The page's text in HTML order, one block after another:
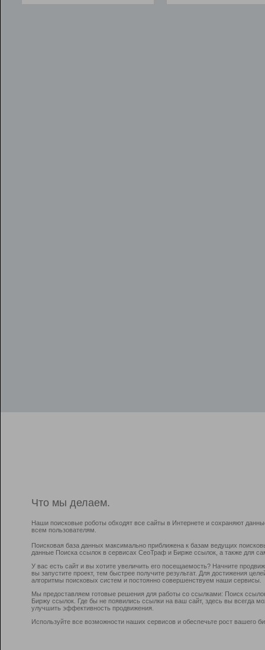
Что мы делаем.
Наши поисковые роботы обходят все сайты в Интернете и сохраняют
всем пользователям.
Поисковая база данных максимально приближена к базам ведущих
данные Поиска ссылок в сервисах СеоТраф и Бирже ссылок, а также для
У вас есть сайт и вы хотите увеличить его посещаемость? Начните
вы запустите проект, тем быстрее получите результат. Для достижения
алгоритмы поисковых систем и постоянно совершенствуем наши сервисы.
Мы предоставляем готовые решения для работы со ссылками: Поиск
Биржу ссылок. Где бы не появились ссылки на ваш сайт, здесь вы всегда
улучшить эффективность продвижения.
Используйте все возможности наших сервисов и обеспечьте рост вашего